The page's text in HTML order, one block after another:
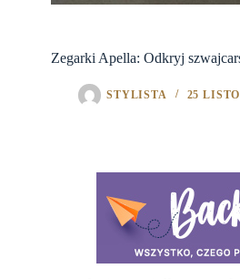
Zegarki Apella: Odkryj
STYLISTA 25